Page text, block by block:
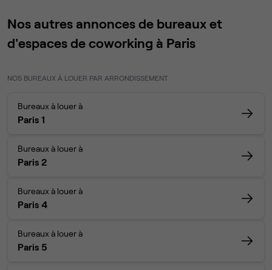
Nos autres annonces de bureaux et
d'espaces de coworking à Paris
NOS BUREAUX À LOUER PAR ARRONDISSEMENT
Bureaux à louer à
Paris 1
Bureaux à louer à
Paris 2
Bureaux à louer à
Paris 4
Bureaux à louer à
Paris 5